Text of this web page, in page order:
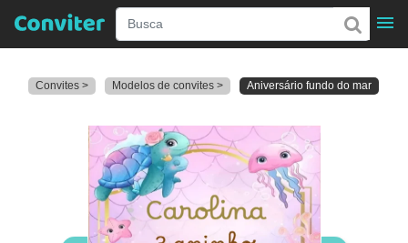
Convites > Modelos de convites > Aniversário fundo do mar